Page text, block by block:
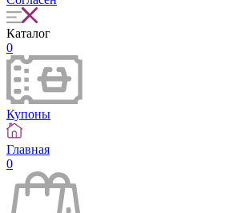
Каталог
0
Купоны
Главная
0